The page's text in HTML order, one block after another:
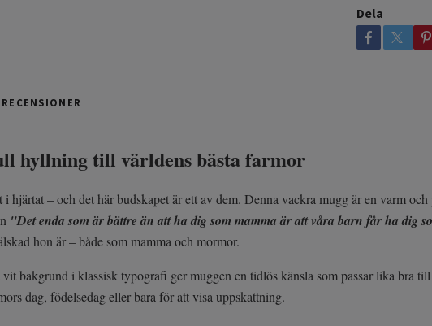
Dela
RECENSIONER
hyllning till världens bästa farmor
hjärtat – och det här budskapet är ett av dem. Denna vackra mugg är en varm
"Det enda som är bättre än att ha dig som mamma är att våra barn får ha dig
hon är – både som mamma och mormor.
vit bakgrund i klassisk typografi ger muggen en tidlös känsla som passar lika bra
dag, födelsedag eller bara för att visa uppskattning.